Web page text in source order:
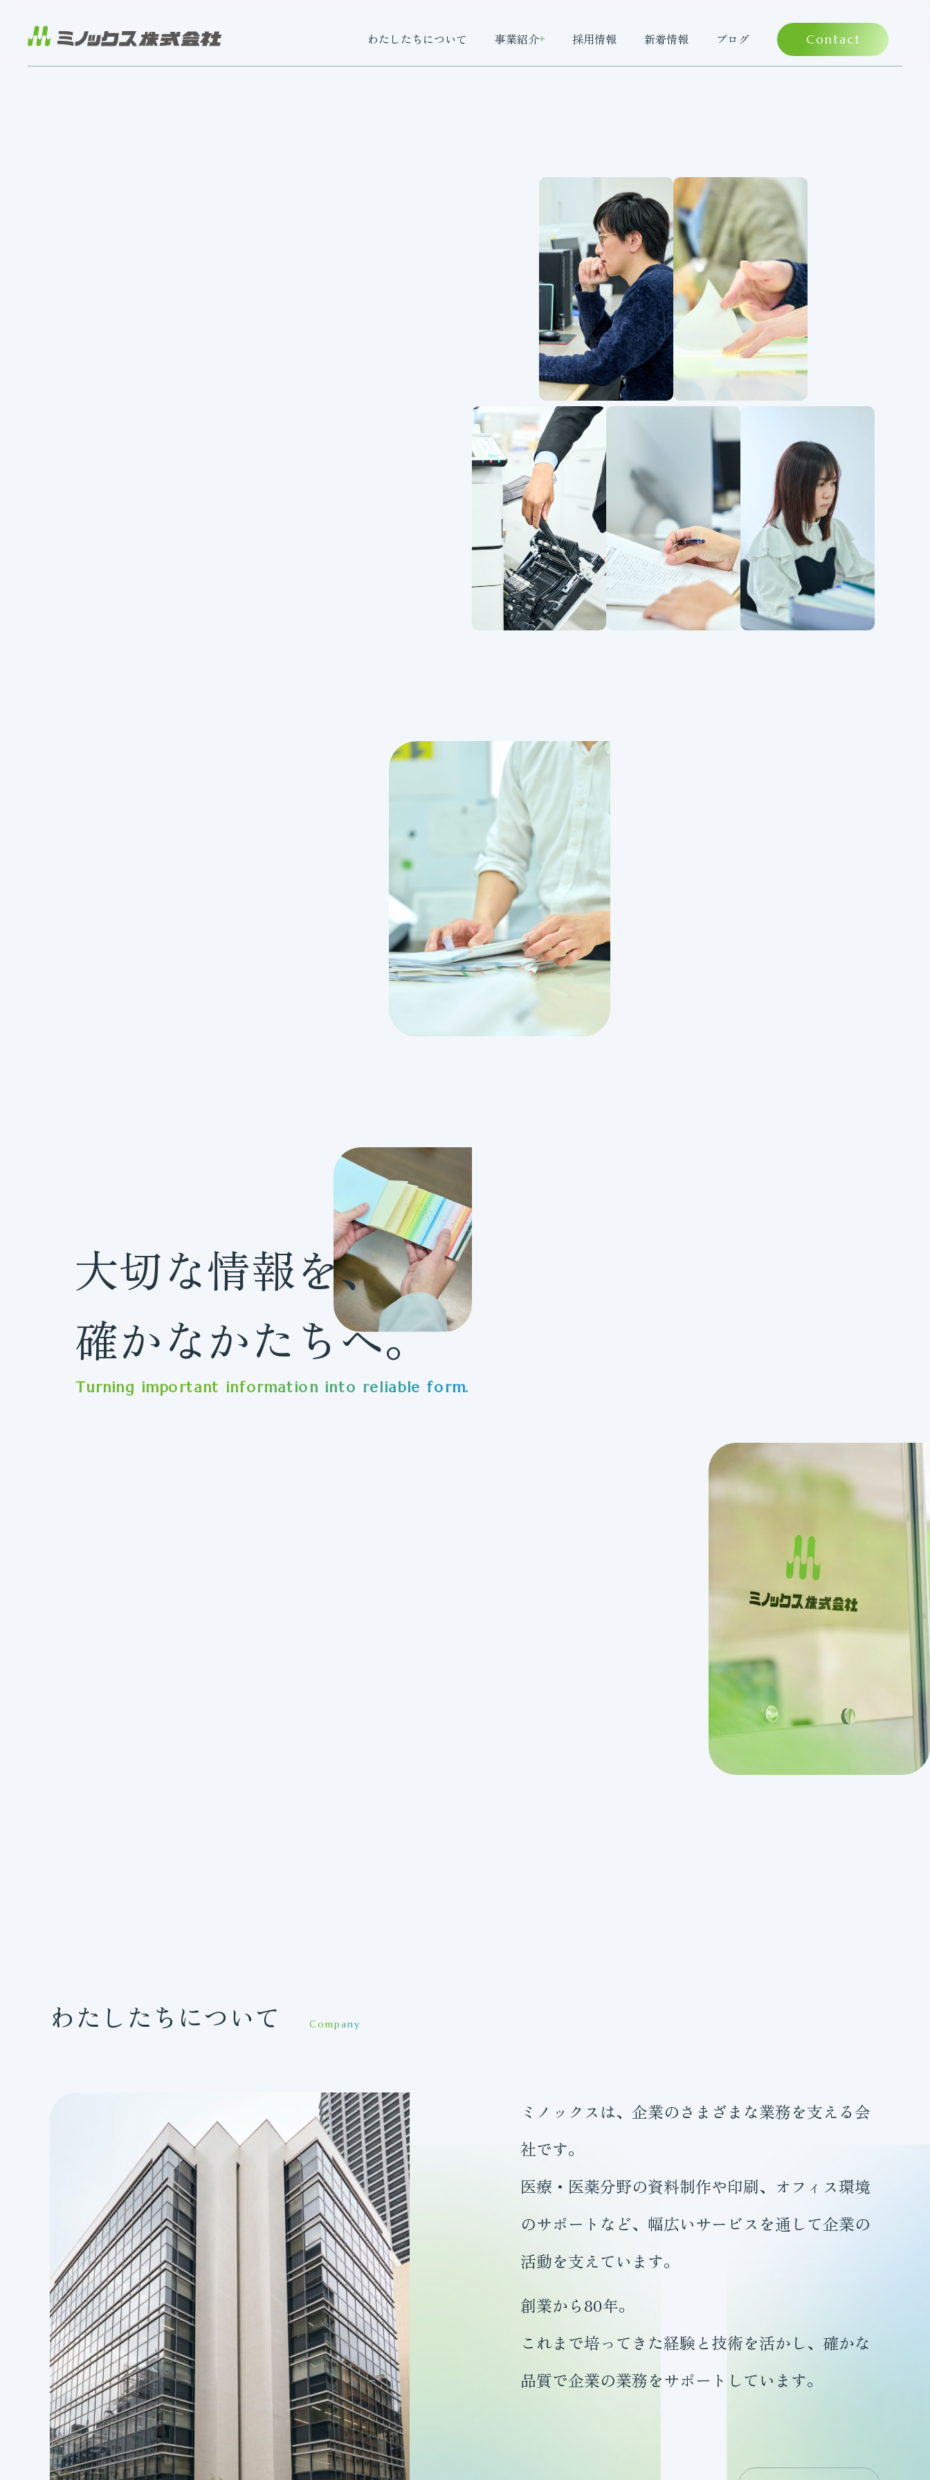
わたしたちについて 事業紹介 採用情報 新着情報 ブログ Contact
大切な情報を、
確かなかたちへ。
Turning important information into reliable form.
わたしたちについて Company
ミノックスは、企業のさまざまな業務を支える会
社です。
医療・医薬分野の資料制作や印刷、オフィス環境
のサポートなど、幅広いサービスを通して企業の
活動を支えています。
創業から80年。
これまで培ってきた経験と技術を活かし、確かな
品質で企業の業務をサポートしています。